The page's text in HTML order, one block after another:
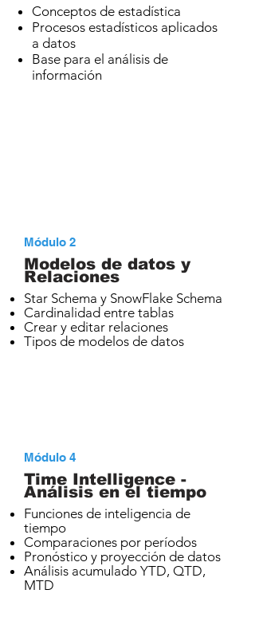
Conceptos de estadística
Procesos estadísticos aplicados
a datos
Base para el análisis de
información
Módulo 2
Modelos de datos y
Relaciones
Star Schema y SnowFlake Schema
Cardinalidad entre tablas
Crear y editar relaciones
Tipos de modelos de datos
Módulo 4
Time Intelligence -
Análisis en el tiempo
Funciones de inteligencia de
tiempo
Comparaciones por períodos
Pronóstico y proyección de datos
Análisis acumulado YTD, QTD,
MTD